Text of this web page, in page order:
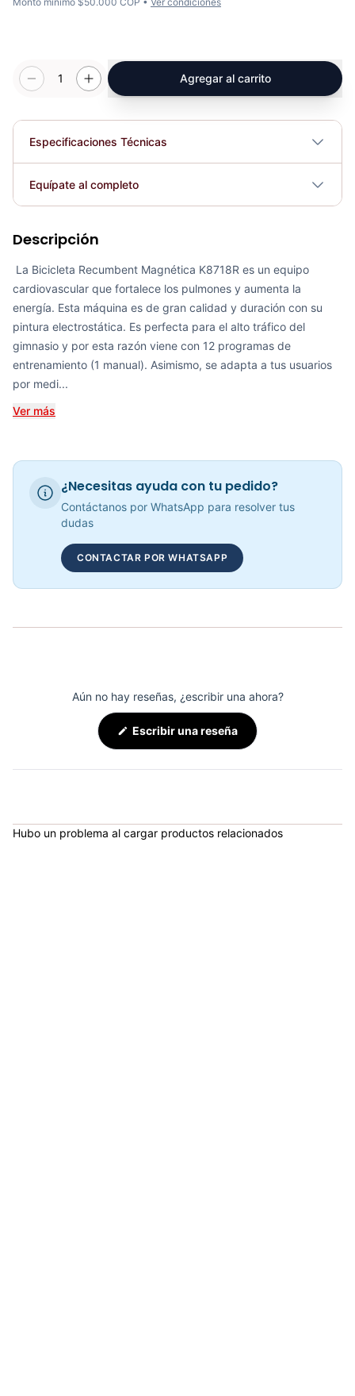
1 Agregar al carrito
Especificaciones Técnicas
Plegable No
Equípate al completo
COP 1,971,568.00
Recumbent Magnética Manual 8.4G - Sport Fitness 60054
COP 942,923.00
COP 3,090,000.00
Descripción
La Bicicleta Recumbent Magnética K8718R es un equipo
cardiovascular que fortalece los pulmones y aumenta la
energía. Esta máquina es de gran calidad y duración con su
pintura electrostática. Es perfecta para el alto tráfico del
gimnasio y por esta razón viene con 12 programas de
entrenamiento (1 manual). Asimismo, se adapta a tus usuarios
por medi...
Ver más
¿Necesitas ayuda con tu pedido?
Contáctanos por WhatsApp para resolver tus
dudas
CONTACTAR POR WHATSAPP
Aún no hay reseñas, ¿escribir una ahora?
Escribir una reseña(Se
abre
en
nueva
Hubo un problema al cargar productos relacionados